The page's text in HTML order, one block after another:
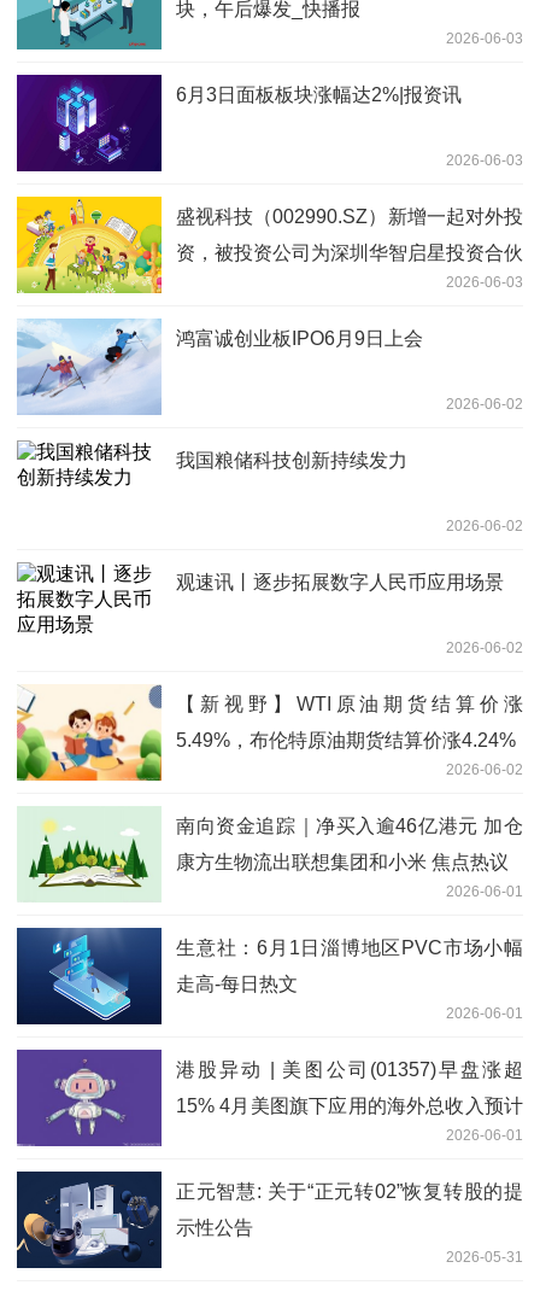
块，午后爆发_快播报
2026-06-03
6月3日面板板块涨幅达2%|报资讯
2026-06-03
盛视科技（002990.SZ）新增一起对外投
资，被投资公司为深圳华智启星投资合伙
2026-06-03
鸿富诚创业板IPO6月9日上会
2026-06-02
我国粮储科技创新持续发力
2026-06-02
观速讯丨逐步拓展数字人民币应用场景
2026-06-02
【新视野】WTI原油期货结算价涨
5.49%，布伦特原油期货结算价涨4.24%
2026-06-02
南向资金追踪｜净买入逾46亿港元 加仓
康方生物流出联想集团和小米 焦点热议
2026-06-01
生意社：6月1日淄博地区PVC市场小幅
走高-每日热文
2026-06-01
港股异动 | 美图公司(01357)早盘涨超
15% 4月美图旗下应用的海外总收入预计
2026-06-01
正元智慧: 关于“正元转02”恢复转股的提
示性公告
2026-05-31